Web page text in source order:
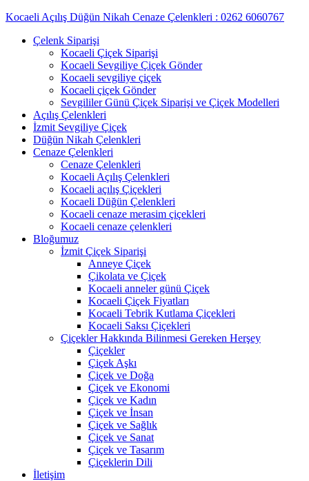
Kocaeli Açılış Düğün Nikah Cenaze Çelenkleri : 0262 6060767
Çelenk Siparişi
Kocaeli Çiçek Siparişi
Kocaeli Sevgiliye Çiçek Gönder
Kocaeli sevgiliye çiçek
Kocaeli çiçek Gönder
Sevgililer Günü Çiçek Siparişi ve Çiçek Modelleri
Açılış Çelenkleri
İzmit Sevgiliye Çiçek
Düğün Nikah Çelenkleri
Cenaze Çelenkleri
Cenaze Çelenkleri
Kocaeli Açılış Çelenkleri
Kocaeli açılış Çiçekleri
Kocaeli Düğün Çelenkleri
Kocaeli cenaze merasim çiçekleri
Kocaeli cenaze çelenkleri
Bloğumuz
İzmit Çiçek Siparişi
Anneye Çiçek
Çikolata ve Çiçek
Kocaeli anneler günü Çiçek
Kocaeli Çiçek Fiyatları
Kocaeli Tebrik Kutlama Çiçekleri
Kocaeli Saksı Çiçekleri
Çiçekler Hakkında Bilinmesi Gereken Herşey
Çiçekler
Çiçek Aşkı
Çiçek ve Doğa
Çiçek ve Ekonomi
Çiçek ve Kadın
Çiçek ve İnsan
Çiçek ve Sağlık
Çiçek ve Sanat
Çiçek ve Tasarım
Çiçeklerin Dili
İletişim